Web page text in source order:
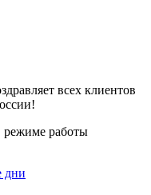
всех клиентов
режиме работы
дни